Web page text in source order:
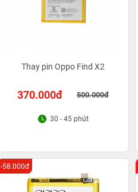
Thay pin Oppo Find X2
370.000đ 500.000đ
30 - 45 phút
-58.000đ